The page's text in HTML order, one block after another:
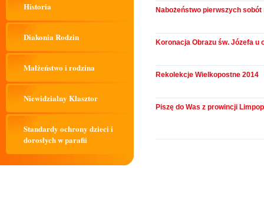
Historia
Diakonia Rodzin
Małżeństwo i rodzina
Niewidzialny Klasztor
Standardy ochrony dzieci i
dorosłych w parafii
Nabożeństwo pierwszych
Koronacja Obrazu św. Józefa u
Rekolekcje Wielkopostne 2014
Piszę do Was z prowincji